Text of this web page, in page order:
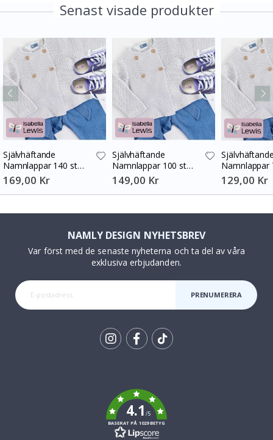
Senast visade produkter
Självhäftande
Namnlappar 140 st
30x13 mm
169,00 Kr
Självhäftande
Namnlappar 100 st
30x13 mm
149,00 Kr
Namnlappar
30x13 mm
129,00 Kr
NAMLY DESIGN NYHETSBREV
Var först med de senaste nyheterna och ta del av våra
exklusiva erbjudanden.
PRENUMERERA
4.1/5
BASERAT PÅ 1029 BETYG